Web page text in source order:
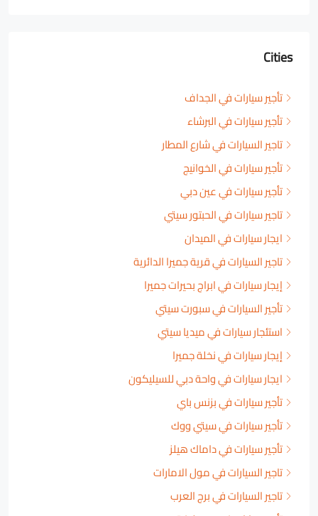
Cities
تأجير سيارات في الجداف
تأجير سيارات في البرشاء
تاجير السيارات في شارع المطار
تأجير سيارات في الخوانيج
تأجير سيارات في عين دبي
تاجير سيارات في الحبتور سيتي
ايجار سيارات في الميدان
تاجير السيارات في قرية جميرا الدائرية
إيجار سيارات في ابراج بحيرات جميرا
تأجير السيارات في سبورت سيتي
استئجار سيارات في ميديا سيتي
إيجار سيارات في نخلة جميرا
ايجار سيارات في واحة دبي للسيليكون
تأجير سيارات في بزنس باي
تأجير سيارات في سيتي ووك
تأجير سيارات في داماك هيلز
تاجير السيارات في مول الامارات
تاجير السيارات في برج العرب